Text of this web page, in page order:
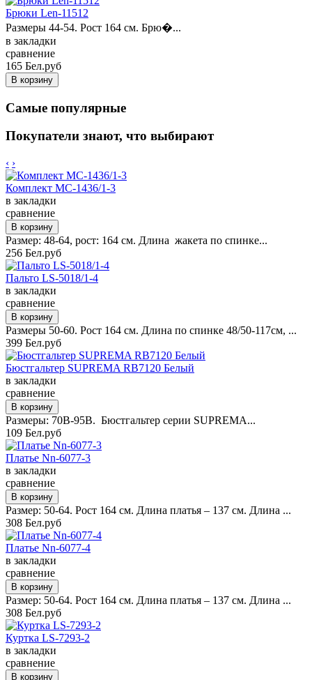
Брюки Len-11512
Размеры 44-54. Рост 164 см. Брю�...
в закладки
сравнение
165 Бел.руб
Самые популярные
Покупатели знают, что выбирают
‹ ›
Комплект MC-1436/1-3
в закладки
сравнение
Размер: 48-64, рост: 164 см. Длина жакета по спинке...
256 Бел.руб
Пальто LS-5018/1-4
в закладки
сравнение
Размеры 50-60. Рост 164 см. Длина по спинке 48/50-117см, ...
399 Бел.руб
Бюстгальтер SUPREMA RB7120 Белый
в закладки
сравнение
Размеры: 70B-95B. Бюстгальтер серии SUPREMA...
109 Бел.руб
Платье Nn-6077-3
в закладки
сравнение
Размер: 50-64. Рост 164 см. Длина платья – 137 см. Длина ...
308 Бел.руб
Платье Nn-6077-4
в закладки
сравнение
Размер: 50-64. Рост 164 см. Длина платья – 137 см. Длина ...
308 Бел.руб
Куртка LS-7293-2
в закладки
сравнение